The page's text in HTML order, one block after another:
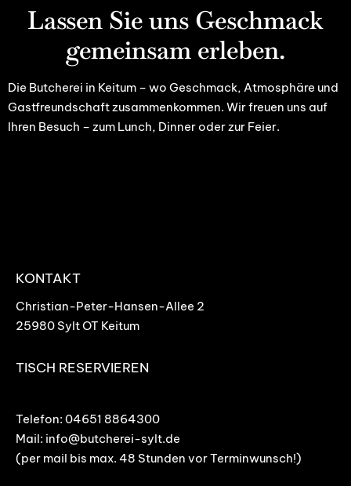
Lassen Sie uns Geschmack
gemeinsam erleben.
Die Butcherei in Keitum – wo Geschmack, Atmosphäre und
Gastfreundschaft zusammenkommen. Wir freuen uns auf
Ihren Besuch – zum Lunch, Dinner oder zur Feier.
KONTAKT
Christian-Peter-Hansen-Allee 2
25980 Sylt OT Keitum
TISCH RESERVIEREN
Telefon: 04651 8864300
Mail: info@butcherei-sylt.de
(per mail bis max. 48 Stunden vor Terminwunsch!)